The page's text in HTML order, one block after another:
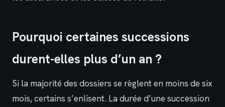
Pourquoi certaines successions
durent-elles plus d’un an ?
Si la majorité des dossiers se règlent en moins de six
mois, certains s’enlisent. La durée d’une succession